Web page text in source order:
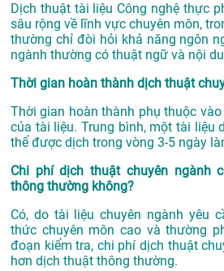
Dịch thuật tài liệu Công nghệ thực
sâu rộng về lĩnh vực chuyên môn,
thường chỉ đòi hỏi khả năng ngôn
ngành thường có thuật ngữ và nội
Thời gian hoàn thành dịch thuật
Thời gian hoàn thành phụ thuộc
của tài liệu. Trung bình, một tài liệu
thể được dịch trong vòng 3-5 ngày
Chi phí dịch thuật chuyên ngành
thông thường không?
Có, do tài liệu chuyên ngành yêu
thức chuyên môn cao và thường
đoạn kiểm tra, chi phí dịch thuật
hơn dịch thuật thông thường.